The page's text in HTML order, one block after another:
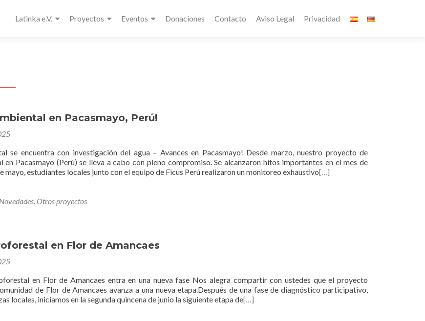
Latinka e.V. Proyectos Eventos Donaciones Contacto Aviso Legal Privacidad
en Pacasmayo, Perú!
se encuentra con investigación del agua – Avances en Pacasmayo! Desde marzo, nuestro proyecto de
en Pacasmayo (Perú) se lleva a cabo con pleno compromiso. Se alcanzaron hitos importantes en el mes de
mayo, estudiantes locales junto con el equipo de Ficus Perú realizaron un monitoreo exhaustivo[…]
Novedades, Otros proyectos
en Flor de Amancaes
en Flor de Amancaes entra en una nueva fase Nos alegra compartir con ustedes que el proyecto
de Flor de Amancaes avanza a una nueva etapa.Después de una fase de diagnóstico participativo,
locales, iniciamos en la segunda quincena de junio la siguiente etapa de[…]